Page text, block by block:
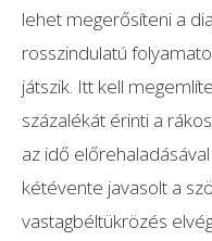
lehet megerősíteni a
rosszindulatú
játszik. Itt kell
százalékát érinti a
az idő
kétévente javasolt a
vastagbéltükrözés